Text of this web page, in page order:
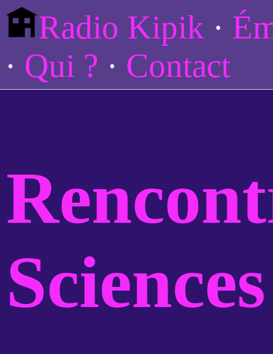
Radio Kipik
Qui ?
Contact